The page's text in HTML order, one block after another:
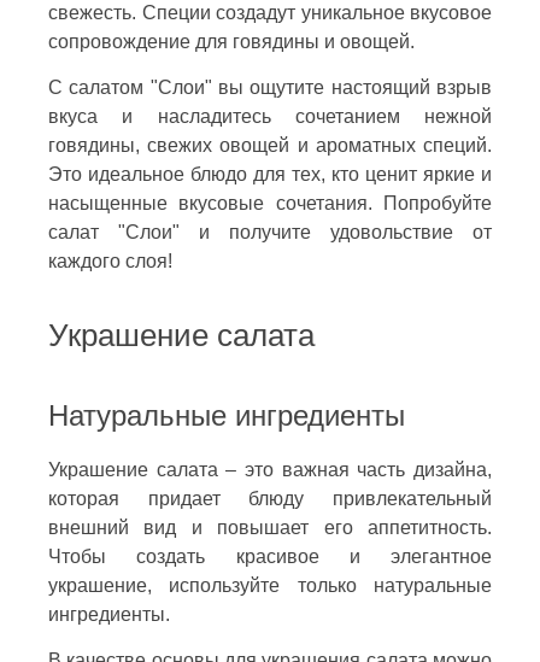
свежесть. Специи создадут уникальное вкусовое
сопровождение для говядины и овощей.
С салатом "Слои" вы ощутите настоящий взрыв
вкуса и насладитесь сочетанием нежной
говядины, свежих овощей и ароматных специй.
Это идеальное блюдо для тех, кто ценит яркие и
насыщенные вкусовые сочетания. Попробуйте
салат "Слои" и получите удовольствие от
каждого слоя!
Украшение салата
Натуральные ингредиенты
Украшение салата – это важная часть дизайна,
которая придает блюду привлекательный
внешний вид и повышает его аппетитность.
Чтобы создать красивое и элегантное
украшение, используйте только натуральные
ингредиенты.